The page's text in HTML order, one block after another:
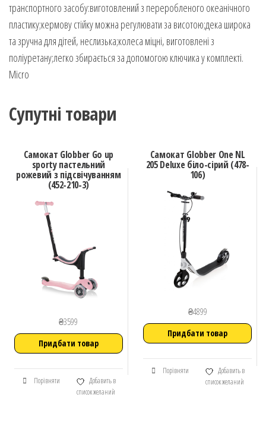
транспортного засобу:виготовлений з переробленого океанічного
пластику;кермову стійку можна регулювати за висотою;дека широка
та зручна для дітей, неслизька;колеса міцні, виготовлені з
поліуретану;легко збирається за допомогою ключика у комплекті.
Micro
Супутні товари
Самокат Globber Go up
sporty пастельний
рожевий з підсвічуванням
(452-210-3)
₴3599
Придбати товар
Порівняти
Добавить в
список желаний
Самокат Globber One NL
205 Deluxe біло-сірий (478-
106)
₴4899
Придбати товар
Порівняти
Добавить в
список желаний